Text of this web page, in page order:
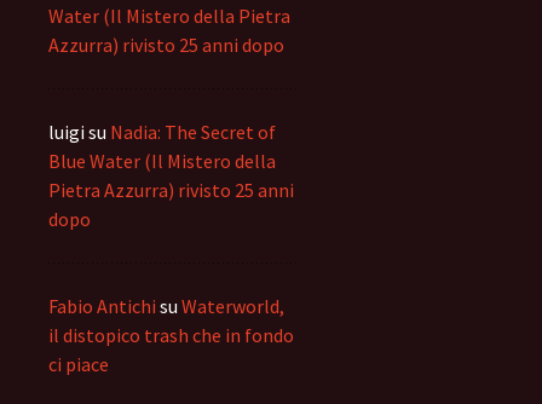
Water (Il Mistero della Pietra
Azzurra) rivisto 25 anni dopo
luigi su Nadia: The Secret of
Blue Water (Il Mistero della
Pietra Azzurra) rivisto 25 anni
dopo
Fabio Antichi su Waterworld,
il distopico trash che in fondo
ci piace